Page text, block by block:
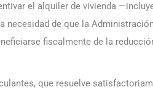
el alquiler de vivienda
necesidad de que la
fiscalmente de la
que resuelve